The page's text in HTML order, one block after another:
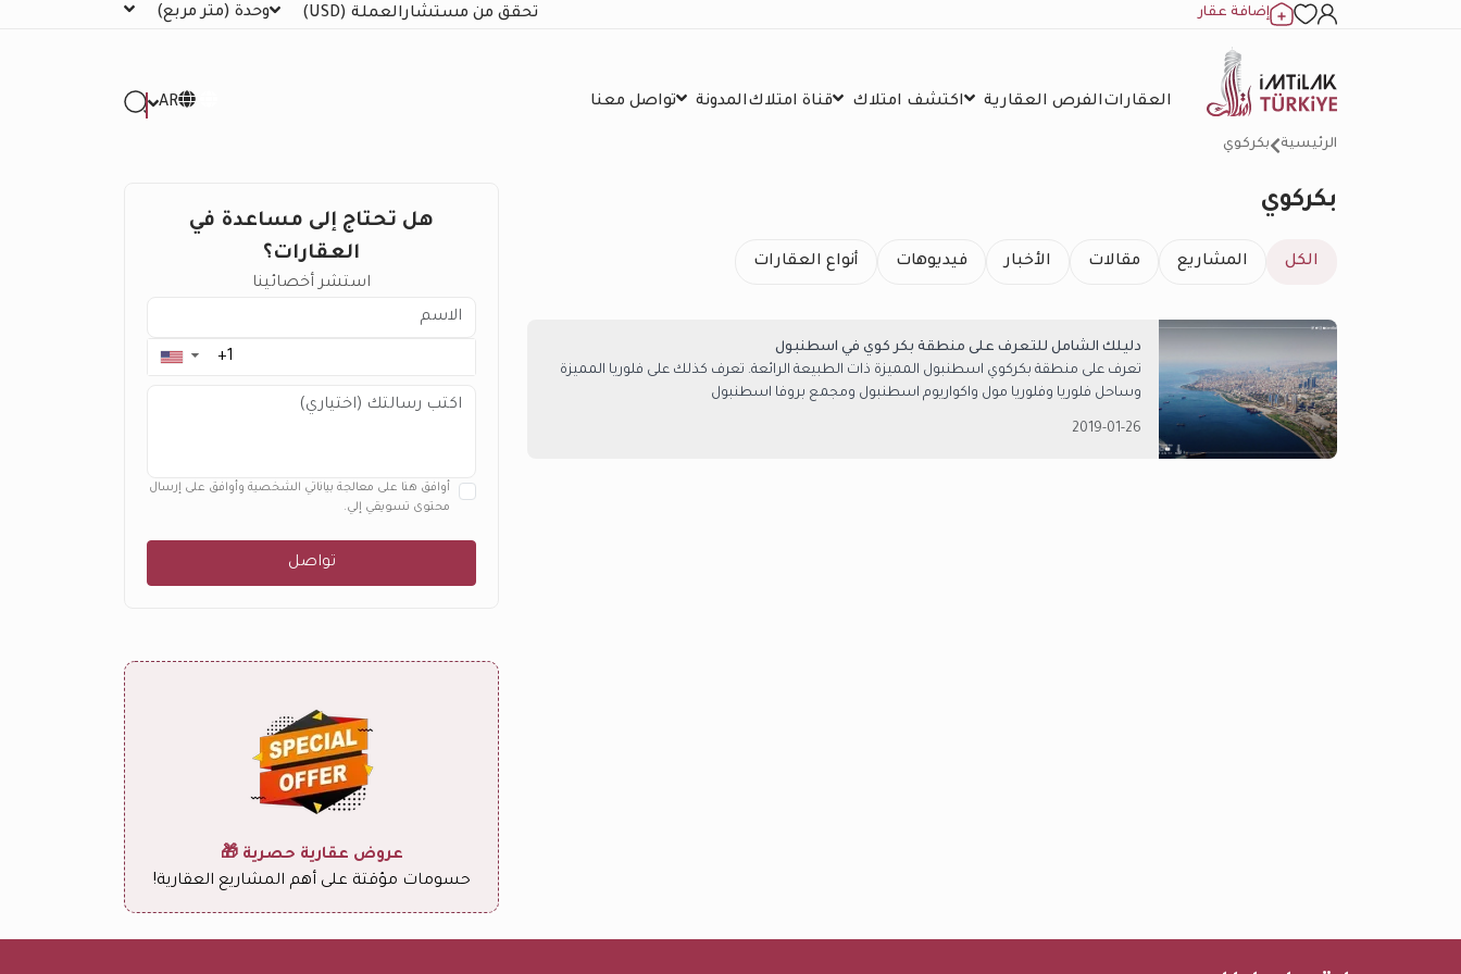
إضافة عقار تحقق من مستشارالعملة (USD) وحدة (متر مربع)
العقاراتالفرص العقارية اكتشف امتلاك قناة امتلاكالمدونة تواصل معنا AR
الرئيسية بكركوي
بكركوي
الكل المشاريع مقالات الأخبار فيديوهات أنواع العقارات
دليلك الشامل للتعرف على منطقة بكر كوي في اسطنبول
تعرف على منطقة بكركوي اسطنبول المميزة ذات الطبيعة الرائعة. تعرف كذلك على فلوريا المميزة
وساحل فلوريا وفلوريا مول واكواريوم اسطنبول ومجمع بروفا اسطنبول
2019-01-26
هل تحتاج إلى مساعدة في
العقارات؟
استشر أخصائينا
▼
أوافق هنا على معالجة بياناتي الشخصية وأوافق على إرسال
محتوى تسويقي إلي.
تواصل
عروض عقارية حصرية 🎁
حسومات مؤقتة على أهم المشاريع العقارية!